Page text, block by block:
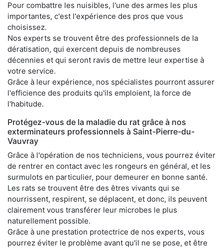
Pour combattre les nuisibles, l'une des armes les plus
importantes, c'est l'expérience des pros que vous
choisissez.
Nos experts se trouvent être des professionnels de la
dératisation, qui exercent depuis de nombreuses
décennies et qui seront ravis de mettre leur expertise à
votre service.
Grâce à leur expérience, nos spécialistes pourront assurer
l'efficience des produits qu'ils emploient, la force de
l'habitude.
Protégez-vous de la maladie du rat grâce à nos
exterminateurs professionnels à Saint-Pierre-du-
Vauvray
Grâce à l'opération de nos techniciens, vous pourrez éviter
de rentrer en contact avec les rongeurs en général, et les
surmulots en particulier, pour demeurer en bonne santé.
Les rats se trouvent être des êtres vivants qui se
nourrissent, respirent, se déplacent, et donc, ils peuvent
clairement vous transférer leur microbes le plus
naturellement possible.
Grâce à une prestation protectrice de nos experts, vous
pourrez éviter le problème avant qu'il ne se pose, et être